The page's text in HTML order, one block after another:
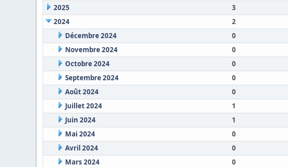
2025
3
2024
2
Décembre 2024
0
Novembre 2024
0
Octobre 2024
0
Septembre 2024
0
Août 2024
0
Juillet 2024
1
Juin 2024
1
Mai 2024
0
Avril 2024
0
Mars 2024
0